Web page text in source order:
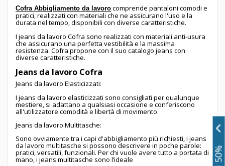
Cofra Abbigliamento da lavoro comprende pantaloni comodi e
pratici, realizzati con materiali che ne assicurano l'uso e la
durata nel tempo, disponibili con diverse caratteristiche.
I jeans da lavoro Cofra sono realizzati con materiali anti-usura
che assicurano una perfetta vestibilità e la massima
resistenza. Cofra propone con il suo catalogo jeans con
diverse caratteristiche.
Jeans da lavoro Cofra
Jeans da lavoro Elasticizzati:
I jeans da lavoro elasticizzati sono consigliati per qualunque
mestiere, si adattano a qualsiasi occasione e conferiscono
all'utilizzatore comodità e libertà di movimento.
Jeans da lavoro Multitasche:
Sono ovviamente tra i capi d'abbigliamento più richiesti, i jeans
da lavoro multitasche si possono descrivere in poche parole:
pratici, versatili, funzionali. Per chi vuole avere tutto a portata di
mano, i jeans multitasche sono l’ideale